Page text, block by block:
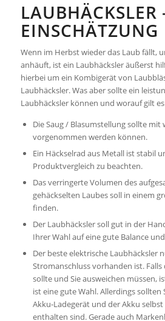
LAUBHÄCKSLER
EINSCHÄTZUNG
Wenn im Herbst wieder das Laub fällt,
anhäuft, ist ein Laubhäcksler äußerst
hierbei um ein Kombigerät von
Laubhäcksler. Was aber sollte ein
Laubhäcksler können und worauf gilt
Die Saug / Blasumstellung sollte
vorgenommen werden können.
Ein Häckselrad aus Metall ist stabil
Produktvergleich zu beachten.
Das verringerte Volumen des
gehäckselten Laubes soll in einem
finden.
Der Laubhäcksler soll gut in der
Ihrer Wahl auf eine gute Balance
Der beste elektrische Laubhäcksler
Stromanschluss vorhanden ist. Falls
sollte und Sie ausweichen müssen,
ist eine gute Wahl. Allerdings sollten
Akku-Ladegerät und der Akku
enthalten sind. Gerade auch